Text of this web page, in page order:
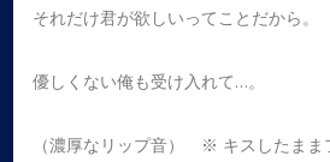
それだけ君が欲しいってことだから。
優しくない俺も受け入れて…。
（濃厚なリップ音） ※ キスしたまま